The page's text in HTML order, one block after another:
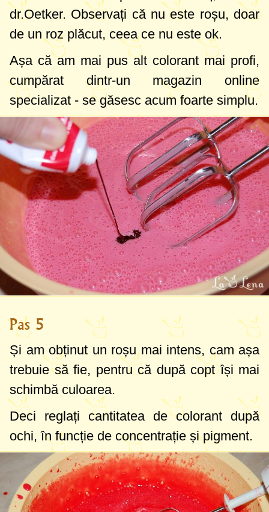
dr.Oetker. Observați că nu este roșu, doar
de un roz plăcut, ceea ce nu este ok.
Așa că am mai pus alt colorant mai profi,
cumpărat dintr-un magazin online
specializat - se găsesc acum foarte simplu.
Pas 5
Și am obținut un roșu mai intens, cam așa
trebuie să fie, pentru că după copt își mai
schimbă culoarea.
Deci reglați cantitatea de colorant după
ochi, în funcție de concentrație și pigment.